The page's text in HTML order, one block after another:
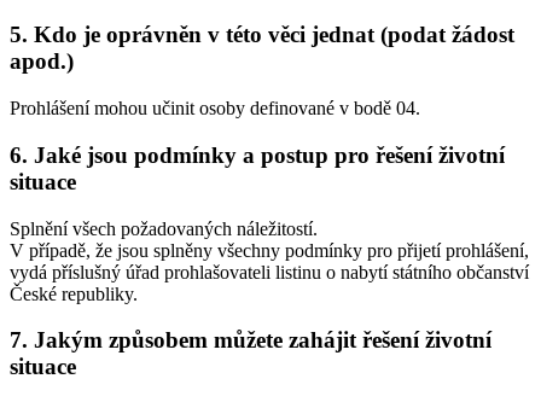
5. Kdo je oprávněn v této věci jednat (podat žádost
apod.)
Prohlášení mohou učinit osoby definované v bodě 04.
6. Jaké jsou podmínky a postup pro řešení životní
situace
Splnění všech požadovaných náležitostí.
V případě, že jsou splněny všechny podmínky pro přijetí prohlášení,
vydá příslušný úřad prohlašovateli listinu o nabytí státního občanství
České republiky.
7. Jakým způsobem můžete zahájit řešení životní
situace